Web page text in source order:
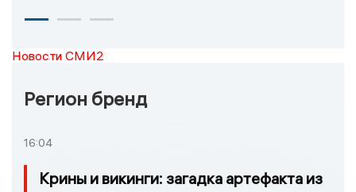
Новости СМИ2
Регион бренд
16:04
Крины и викинги: загадка артефакта из